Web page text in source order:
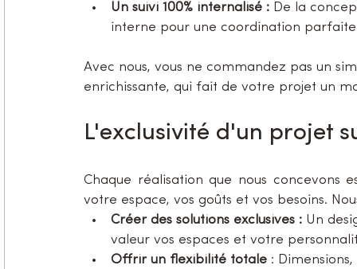
Un suivi 100% internalisé : De la
interne pour une coordination
Avec nous, vous ne commandez pas un
enrichissante, qui fait de votre projet un
L'exclusivité d'un projet
Chaque réalisation que nous concevons
votre espace, vos goûts et vos besoins.
Créer des solutions exclusives : Un
valeur vos espaces et votre
Offrir un flexibilité totale :